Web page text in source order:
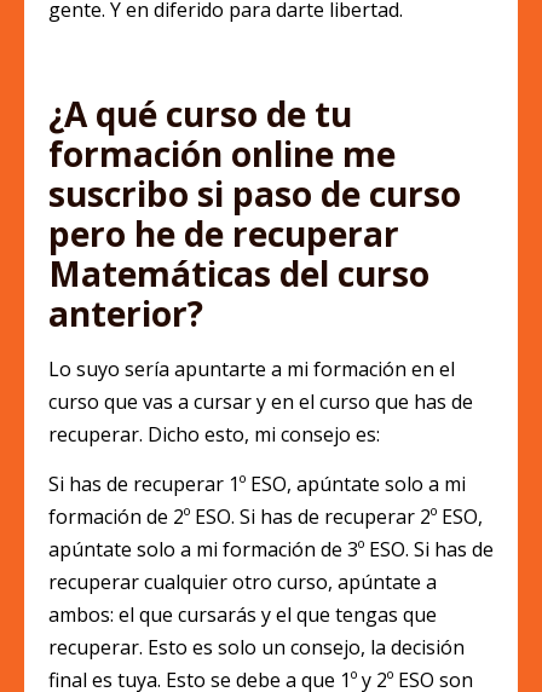
gente. Y en diferido para darte libertad.
¿A qué curso de tu
formación online me
suscribo si paso de curso
pero he de recuperar
Matemáticas del curso
anterior?
Lo suyo sería apuntarte a mi formación en el
curso que vas a cursar y en el curso que has de
recuperar. Dicho esto, mi consejo es:
Si has de recuperar 1º ESO, apúntate solo a mi
formación de 2º ESO. Si has de recuperar 2º ESO,
apúntate solo a mi formación de 3º ESO. Si has de
recuperar cualquier otro curso, apúntate a
ambos: el que cursarás y el que tengas que
recuperar. Esto es solo un consejo, la decisión
final es tuya. Esto se debe a que 1º y 2º ESO son